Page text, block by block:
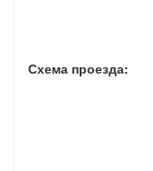
Схема проезда: